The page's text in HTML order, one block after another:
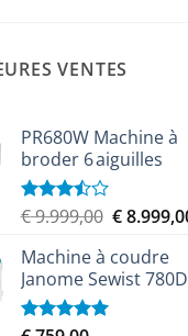
VENTES
PR680W Machine à
broder 6 aiguilles
Note
5
€9.999,00 Le
initial
était :
€
Machine à coudre
Janome Sewist